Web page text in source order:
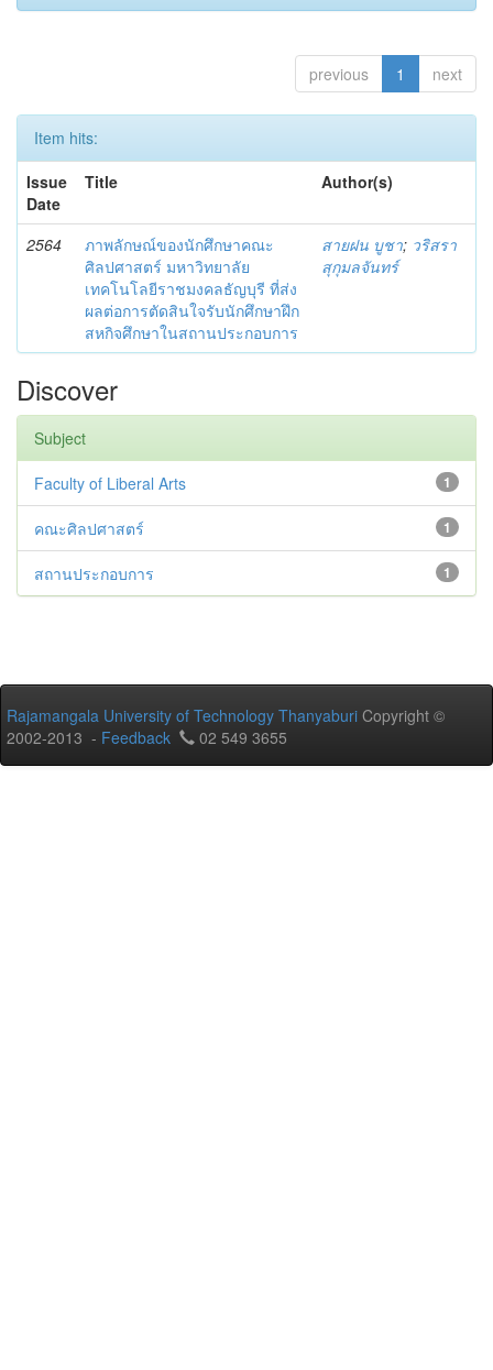
previous 1 next
Item hits:
Issue
Date
Title Author(s)
2564
ภาพลักษณ์ของนักศึกษาคณะ
ศิลปศาสตร์ มหาวิทยาลัย
เทคโนโลยีราชมงคลธัญบุรี ที่ส่ง
ผลต่อการตัดสินใจรับนักศึกษาฝึก
สหกิจศึกษาในสถานประกอบการ
สายฝน บูชา; วริสรา
สุกุมลจันทร์
Discover
Subject
1
Faculty of Liberal Arts
1
คณะศิลปศาสตร์
1
สถานประกอบการ
Rajamangala University of Technology Thanyaburi Copyright ©
2002-2013 - Feedback 02 549 3655